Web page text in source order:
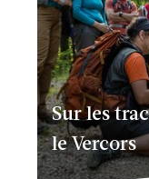
Sur les
le Vercors